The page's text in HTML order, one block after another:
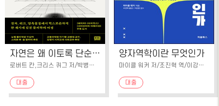
자연은 왜 이토록 단순하면서도 아름다운가
로버트 칸,크리스 퀴그 저/박병철 역
대출
양자역학이란 무엇인가
마이클 워커 저/조진혁 역/이강영 감수
대출